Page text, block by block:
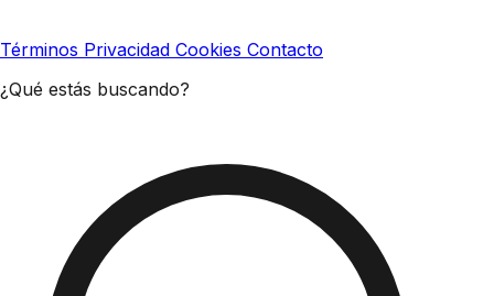
Términos Privacidad Cookies Contacto
¿Qué estás buscando?